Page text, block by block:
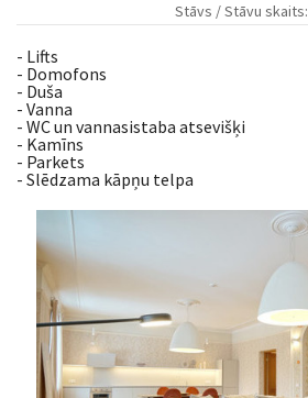
Stāvs / Stāvu skaits:
- Lifts
- Domofons
- Duša
- Vanna
- WC un vannasistaba atsevišķi
- Kamīns
- Parkets
- Slēdzama kāpņu telpa